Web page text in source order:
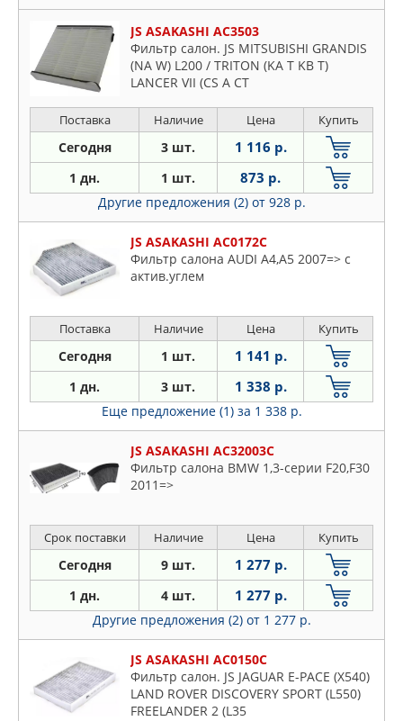
JS ASAKASHI AC3503
Фильтр салон. JS MITSUBISHI GRANDIS
(NA W) L200 / TRITON (KA T KB T)
LANCER VII (CS A CT
Поставка Наличие Цена Купить
Сегодня 3 шт. 1 116 р.
1 дн. 1 шт. 873 р.
Другие предложения (2) от 928 р.
JS ASAKASHI AC0172C
Фильтр салона AUDI A4,A5 2007=> с
актив.углем
Поставка Наличие Цена Купить
Сегодня 1 шт. 1 141 р.
1 дн. 3 шт. 1 338 р.
Еще предложение (1) за 1 338 р.
JS ASAKASHI AC32003C
Фильтр салона BMW 1,3-серии F20,F30
2011=>
Срок поставки Наличие Цена Купить
Сегодня 9 шт. 1 277 р.
1 дн. 4 шт. 1 277 р.
Другие предложения (2) от 1 277 р.
JS ASAKASHI AC0150C
Фильтр салон. JS JAGUAR E-PACE (X540)
LAND ROVER DISCOVERY SPORT (L550)
FREELANDER 2 (L35